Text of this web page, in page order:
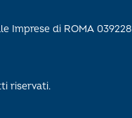
Imprese di ROMA
riservati.